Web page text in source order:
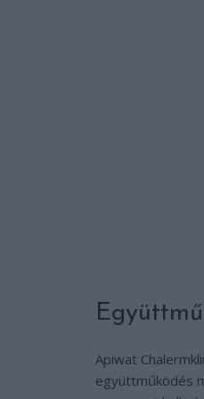
Apiwat
együttműködés